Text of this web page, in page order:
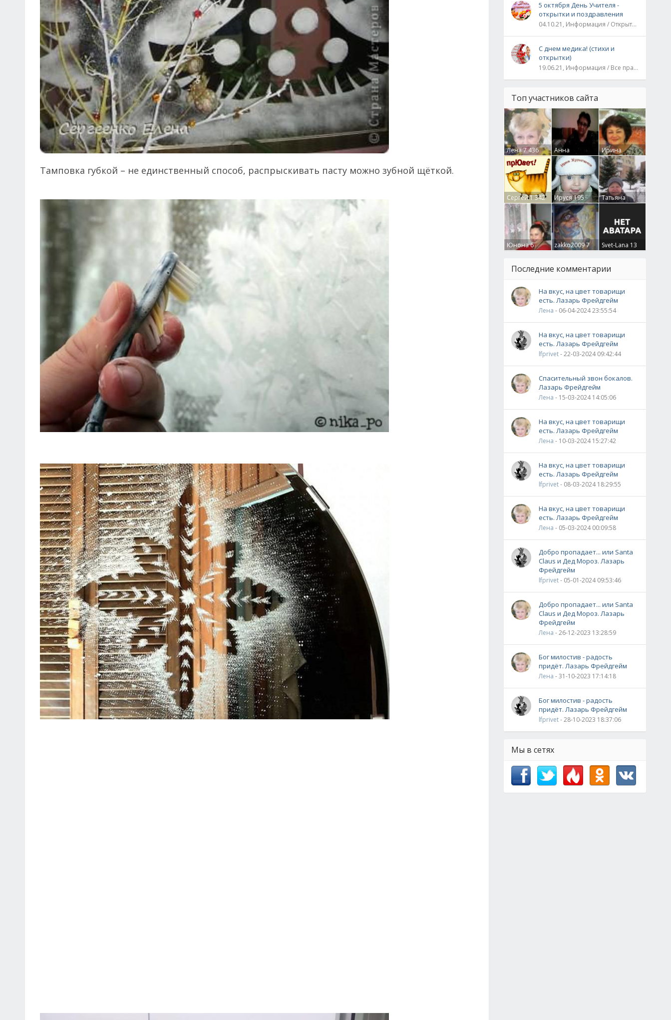
Тамповка губкой – не единственный способ, распрыскивать пасту можно зубной щёткой.
5 октября День Учителя -
открытки и поздравления
04.10.21, Информация / Открытки / Все праздники
С днем медика! (стихи и
открытки)
19.06.21, Информация / Все праздники
Топ участников сайта
Лена7 436
Анна
Гумлевая0
Ирина
Бруцкая41
Сергей1 342 Ируся195
Татьяна
Крючкова0
Юнона6 zakko20097 Svet-Lana 13
Последние комментарии
На вкус, на цвет товарищи
есть. Лазарь Фрейдгейм
Лена - 06-04-2024 23:55:54
На вкус, на цвет товарищи
есть. Лазарь Фрейдгейм
lfprivet- 22-03-2024 09:42:44
Спасительный звон бокалов.
Лазарь Фрейдгейм
Лена - 15-03-2024 14:05:06
На вкус, на цвет товарищи
есть. Лазарь Фрейдгейм
Лена - 10-03-2024 15:27:42
На вкус, на цвет товарищи
есть. Лазарь Фрейдгейм
lfprivet- 08-03-2024 18:29:55
На вкус, на цвет товарищи
есть. Лазарь Фрейдгейм
Лена - 05-03-2024 00:09:58
Добро пропадает... или Santa
Claus и Дед Мороз. Лазарь
Фрейдгейм
lfprivet- 05-01-2024 09:53:46
Добро пропадает... или Santa
Claus и Дед Мороз. Лазарь
Фрейдгейм
Лена - 26-12-2023 13:28:59
Бог милостив - радость
придёт. Лазарь Фрейдгейм
Лена - 31-10-2023 17:14:18
Бог милостив - радость
придёт. Лазарь Фрейдгейм
lfprivet- 28-10-2023 18:37:06
Мы в сетях